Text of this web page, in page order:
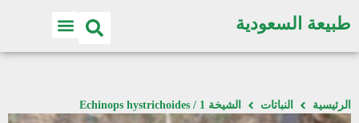
طبيعة السعودية
الرئيسية النباتات الشيخة 1 / Echinops hystrichoides